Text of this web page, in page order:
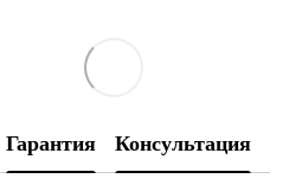
Гарантия Консультация